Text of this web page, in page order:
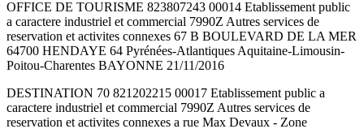
OFFICE DE TOURISME 823807243 00014 Etablissement public
a caractere industriel et commercial 7990Z Autres services de
reservation et activites connexes 67 B BOULEVARD DE LA MER
64700 HENDAYE 64 Pyrénées-Atlantiques Aquitaine-Limousin-
Poitou-Charentes BAYONNE 21/11/2016
DESTINATION 70 821202215 00017 Etablissement public a
caractere industriel et commercial 7990Z Autres services de
reservation et activites connexes a rue Max Devaux - Zone